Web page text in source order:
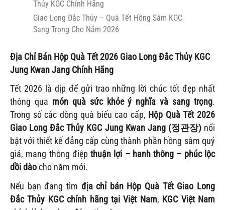
Thủy KGC Chính Hãng
Giao Long Đắc Thủy – Quà Tết Hồng Sâm KGC
Sang Trọng Cho Năm 2026
Địa Chỉ Bán Hộp Quà Tết 2026 Giao Long Đắc Thủy KGC
Jung Kwan Jang Chính Hãng
Tết 2026 là dịp để gửi trao những lời chúc tốt đẹp nhất
thông qua món quà sức khỏe ý nghĩa và sang trọng.
Trong số các dòng quà biếu cao cấp, Hộp Quà Tết 2026
Giao Long Đắc Thủy KGC Jung Kwan Jang (정관장)nổi
bật với thiết kế đẳng cấp cùng thành phần hồng sâm quý
giá, mang thông điệpthuận lợi – hanh thông – phúc lộc
dồi dàocho năm mới.
Nếu bạn đang tìm địa chỉ bán Hộp Quà Tết Giao Long
Đắc Thủy KGC chính hãng tại Việt Nam, KGC Việt Nam